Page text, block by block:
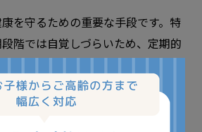
を守るための重要な手段です。特
階では自覚しづらいため、定期的
力検査を受けることで、視覚の状
なく、近視や遠視、老眼などの視
することができます。また、これ
すると、日常生活や仕事に悪影響